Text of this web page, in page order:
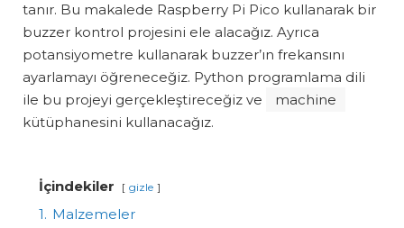
tanır. Bu makalede Raspberry Pi Pico kullanarak bir
buzzer kontrol projesini ele alacağız. Ayrıca
potansiyometre kullanarak buzzer’ın frekansını
ayarlamayı öğreneceğiz. Python programlama dili
ile bu projeyi gerçekleştireceğiz ve
machine
kütüphanesini kullanacağız.
İçindekiler gizle
1. Malzemeler